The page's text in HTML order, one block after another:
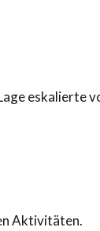
eskalierte
Aktivitäten.